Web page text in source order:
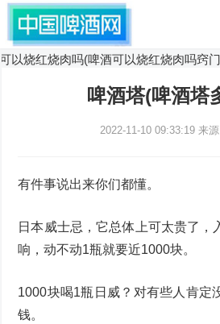
红烧肉吗(啤酒可以烧红烧肉吗窍门)
啤酒塔(啤酒塔
2022-11-10 09:33:19 来
有件事说出来你们都懂。
日本威士忌，它总体上可太贵了，
响，动不动1瓶就要近1000块。
1000块喝1瓶日威？对有些人肯定
钱。